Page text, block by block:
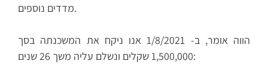
מדדים נוספים.
הווה אומר, ב- 1/8/2021 אנו ניקח את המשכנתה בסך
1,500,000 שקלים ונשלם עליה משך 26 שנים: